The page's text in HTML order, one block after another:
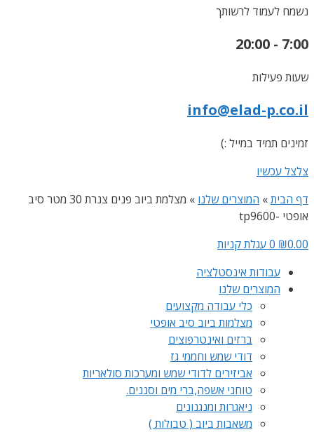
נשמח לעמוד לרשותך
7:00 - 20:00
שעות פעילות
info@elad-p.co.il
זמינים תמיד במייל :)
צלצל עכשיו
דף הבית» המוצרים שלנו »
מצלמת ביוב פנים צנרת 30 מטר סיב
אופטי -tp9600
₪0.00
0עגלת קניות
עבודות אינסטלציה
המוצרים שלנו
כלי עבודה מקצועים
מצלמות ביוב סיב אופטי
ברזים ואינטרפוצים
דודי שמש וחממי גז
אביזירים לדודי שמש ומערכות סולאריות
טוחני אשפה,ברי מים וסננים.
ניאגרות ומנגנונים
משאבות ביוב ( טבולות )